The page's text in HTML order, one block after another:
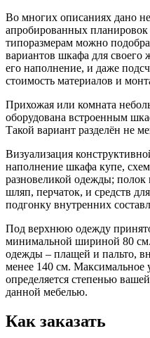
Во многих описаниях дано
апробированных
типоразмерам можно
вариантов шкафа для своего
его наполнение, и даже
стоимость материалов и
Прихожая или комната
оборудована встроенным
Такой вариант разделён не
Визуализация
наполнение шкафа купе,
разновеликой одежды;
шляп, перчаток, и средств
подгонку внутренних
Под верхнюю одежду
минимальной шириной 80
одежды – плащей и пальто,
менее 140 см. Максимальное
определяется степенью
данной мебелью.
Как заказать